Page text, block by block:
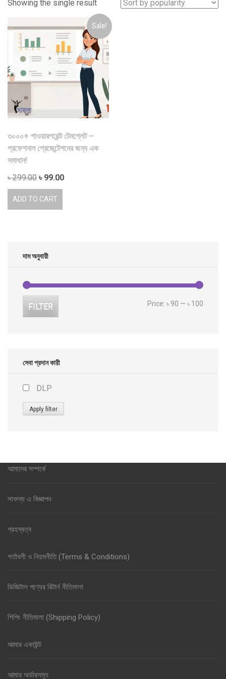
Showing the single result
Sale!
৩০০০+ পাওয়ারপয়েন্ট টেমপ্লেট –
প্রফেশনাল প্রেজেন্টেশনের জন্য এক
সমাধান!
৳299.00 Original
price
৳ 99.00Current
ADD TO CART
দাম অনুযায়ী
FILTER Price: ৳ 90 — ৳ 100
সেবা প্রদান কারী
DLP
Apply filter
আমাদের সম্পর্কে
সাফল্য এ বিজ্ঞাপন
গ্রহস্বত্ব
শর্তাবলী ও নিয়মনীতি (Terms & Conditions)
ডিজিটাল পণ্যের রিটার্ন নীতিমালা
শিপিং নীতিমালা (Shipping Policy)
আমার একাউন্ট
আমার অর্ডারসমূহ